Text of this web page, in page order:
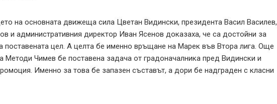
на основната движеща сила Цветан Видински, президента Васил Василев,
и административния директор Иван Ясенов доказаха, че са достойни за
поставената цел. А целта бе именно връщане на Марек във Втора лига. Още
Методи Чимев бе поставена задача от градоначалника пред Видински и
Именно за това бе запазен съставът, а дори бе надграден с класни